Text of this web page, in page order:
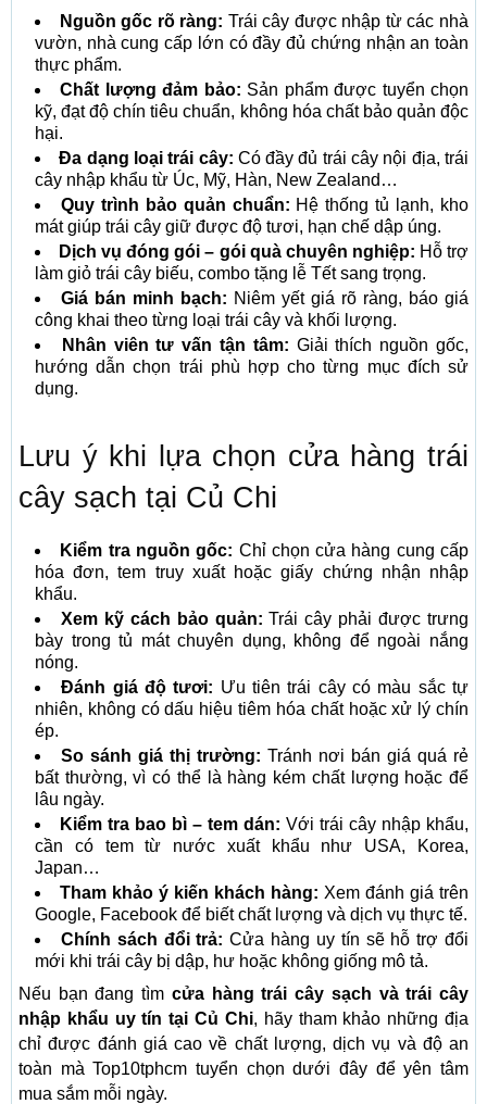
Nguồn gốc rõ ràng: Trái cây được nhập từ các nhà
vườn, nhà cung cấp lớn có đầy đủ chứng nhận an toàn
thực phẩm.
Chất lượng đảm bảo: Sản phẩm được tuyển chọn
kỹ, đạt độ chín tiêu chuẩn, không hóa chất bảo quản độc
hại.
Đa dạng loại trái cây: Có đầy đủ trái cây nội địa, trái
cây nhập khẩu từ Úc, Mỹ, Hàn, New Zealand…
Quy trình bảo quản chuẩn: Hệ thống tủ lạnh, kho
mát giúp trái cây giữ được độ tươi, hạn chế dập úng.
Dịch vụ đóng gói – gói quà chuyên nghiệp: Hỗ trợ
làm giỏ trái cây biếu, combo tặng lễ Tết sang trọng.
Giá bán minh bạch: Niêm yết giá rõ ràng, báo giá
công khai theo từng loại trái cây và khối lượng.
Nhân viên tư vấn tận tâm: Giải thích nguồn gốc,
hướng dẫn chọn trái phù hợp cho từng mục đích sử
dụng.
Lưu ý khi lựa chọn cửa hàng trái
cây sạch tại Củ Chi
Kiểm tra nguồn gốc: Chỉ chọn cửa hàng cung cấp
hóa đơn, tem truy xuất hoặc giấy chứng nhận nhập
khẩu.
Xem kỹ cách bảo quản: Trái cây phải được trưng
bày trong tủ mát chuyên dụng, không để ngoài nắng
nóng.
Đánh giá độ tươi: Ưu tiên trái cây có màu sắc tự
nhiên, không có dấu hiệu tiêm hóa chất hoặc xử lý chín
ép.
So sánh giá thị trường: Tránh nơi bán giá quá rẻ
bất thường, vì có thể là hàng kém chất lượng hoặc để
lâu ngày.
Kiểm tra bao bì – tem dán: Với trái cây nhập khẩu,
cần có tem từ nước xuất khẩu như USA, Korea,
Japan…
Tham khảo ý kiến khách hàng: Xem đánh giá trên
Google, Facebook để biết chất lượng và dịch vụ thực tế.
Chính sách đổi trả: Cửa hàng uy tín sẽ hỗ trợ đổi
mới khi trái cây bị dập, hư hoặc không giống mô tả.
Nếu bạn đang tìm cửa hàng trái cây sạch và trái cây
nhập khẩu uy tín tại Củ Chi, hãy tham khảo những địa
chỉ được đánh giá cao về chất lượng, dịch vụ và độ an
toàn mà Top10tphcm tuyển chọn dưới đây để yên tâm
mua sắm mỗi ngày.